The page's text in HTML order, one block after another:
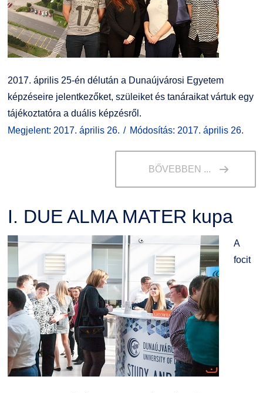
Kiemelt ösztöndíjak
Nemzetközi Lehetőségek
Szolgáltatások
Fordítási Szolgáltatások
DUE Hallgatói laptop használati segédlet
K+F+I
Átjelentkezőknek
Kapcsolat
TDK/Tehetségnap
Képzési Életpályamodell
Együttműködő partnereink
2017. április 25-én délután a Dunaújvárosi Egyetem
képzéseire jelentkezőket, szüleiket és tanáraikat vártuk egy
tájékoztatóra a duális képzésről.
Megjelent: 2017. április 26.
Módosítás: 2017. április 26.
BŐVEBBEN ...
I. DUE ALMA MATER kupa
A
focit